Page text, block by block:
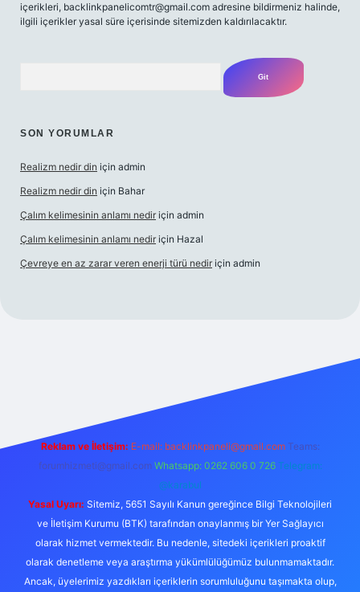
içerikleri, backlinkpanelicomtr@gmail.com adresine bildirmeniz halinde,
ilgili içerikler yasal süre içerisinde sitemizden kaldırılacaktır.
SON YORUMLAR
Realizm nedir din için admin
Realizm nedir din için Bahar
Çalım kelimesinin anlamı nedir için admin
Çalım kelimesinin anlamı nedir için Hazal
Çevreye en az zarar veren enerji türü nedir için admin
Reklam ve İletişim: E-mail: backlinkpaneli@gmail.com Teams:
forumhizmeti@gmail.com Whatsapp: 0262 606 0 726 Telegram:
@karabul
Yasal Uyarı: Sitemiz, 5651 Sayılı Kanun gereğince Bilgi Teknolojileri
ve İletişim Kurumu (BTK) tarafından onaylanmış bir Yer Sağlayıcı
olarak hizmet vermektedir. Bu nedenle, sitedeki içerikleri proaktif
olarak denetleme veya araştırma yükümlülüğümüz bulunmamaktadır.
Ancak, üyelerimiz yazdıkları içeriklerin sorumluluğunu taşımakta olup,